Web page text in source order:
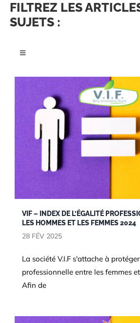
FILTREZ LES
SUJETS :
Toggle
TOUS
EVÉNEMENT
MÉDIAS / PRESSE
VIF – INDEX DE L’ÉGALITÉ
LES HOMMES ET LES FEMMES 2024
28 FÉV 2025
La société V.I.F s'attache à
professionnelle entre les femmes
Afin de